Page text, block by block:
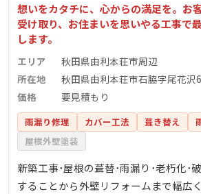
想いをカタチに、心からの満足を。お
受け取り、お住まいを思いやる工事で
します。
エリア
秋田県由利本荘市周辺
所在地
秋田県由利本荘市石脇字尾花沢
価格
要見積もり
雨漏り修理 カバー工法 葺き替え
屋根外壁塗装
新築工事･屋根の葺替･雨漏り･老朽化･
することから外壁リフォームまで幅広